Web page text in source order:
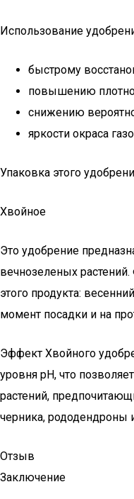
Использование
быстрому
повышению
снижению
яркости окраса
Упаковка этого
Хвойное
Это удобрение
вечнозеленых
этого продукта:
момент посадки и на
Эффект Хвойного
уровня pH, что
растений,
черника, рододендроны
Отзыв
Заключение